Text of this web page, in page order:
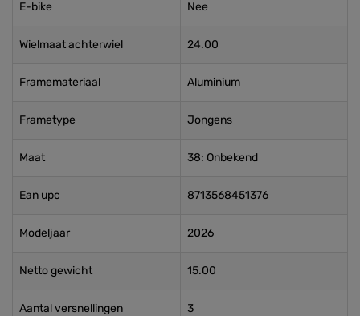
E-bike Nee
Wielmaat achterwiel 24.00
Framemateriaal Aluminium
Frametype Jongens
Maat 38: Onbekend
Ean upc 8713568451376
Modeljaar 2026
Netto gewicht 15.00
Aantal versnellingen 3